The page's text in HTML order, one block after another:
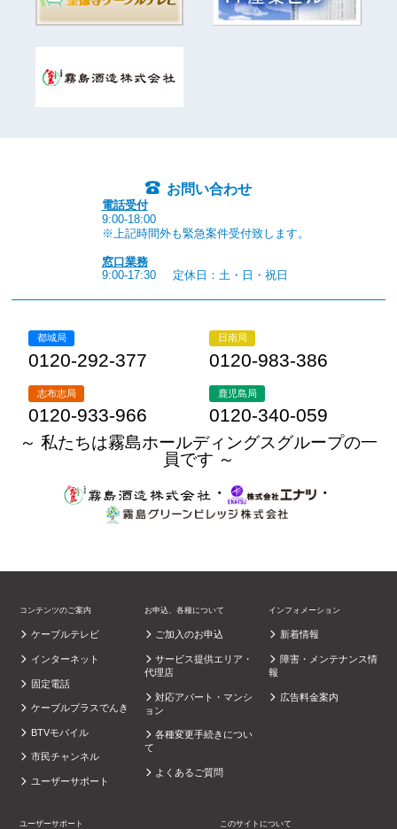
お問い合わせ
電話受付
9:00-18:00
※上記時間外も緊急案件受付致します。
窓口業務
9:00-17:30
定休日：土・日・祝日
都城局
0120-292-377
日南局
0120-983-386
志布志局
0120-933-966
鹿児島局
0120-340-059
～ 私たちは霧島ホールディングスグループの一
員です ～
・
・
コンテンツのご案内
ケーブルテレビ
インターネット
固定電話
ケーブルプラスでんき
BTVモバイル
市民チャンネル
ユーザーサポート
お申込、各種について
ご加入のお申込
サービス提供エリア・
代理店
対応アパート・マンシ
ョン
各種変更手続きについ
て
よくあるご質問
インフォメーション
新着情報
障害・メンテナンス情
報
広告料金案内
ユーザーサポート このサイトについて